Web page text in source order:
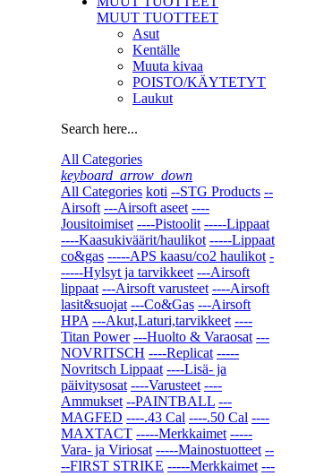
MUUT TUOTTEET
Asut
Kentälle
Muuta kivaa
POISTO/KÄYTETYT
Laukut
Search here...
All Categories
keyboard_arrow_down
All Categories koti --STG Products --
Airsoft ---Airsoft aseet ----
Jousitoimiset ----Pistoolit -----Lippaat
----Kaasukiväärit/haulikot -----Lippaat
co&gas -----APS kaasu/co2 haulikot -
-----Hylsyt ja tarvikkeet ---Airsoft
lippaat ---Airsoft varusteet ----Airsoft
lasit&suojat ---Co&Gas ---Airsoft
HPA ---Akut,Laturi,tarvikkeet ----
Titan Power ---Huolto & Varaosat ---
NOVRITSCH ----Replicat -----
Novritsch Lippaat ----Lisä- ja
päivitysosat ----Varusteet ----
Ammukset --PAINTBALL ---
MAGFED ----.43 Cal ----.50 Cal ----
MAXTACT -----Merkkaimet -----
Vara- ja Viriosat -----Mainostuotteet --
--FIRST STRIKE -----Merkkaimet ---